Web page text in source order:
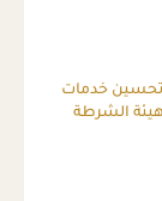
1981 - صندوق تحسين خدمات
هيئة الشرطة